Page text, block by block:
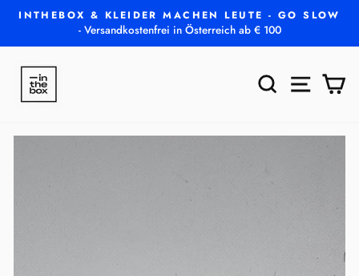
Direkt
Inhalt
Pause
INTHEBOX & KLEIDER MACHEN LEUTE - GO SLOW
- Versandkostenfrei in Österreich ab € 100
SUCHE